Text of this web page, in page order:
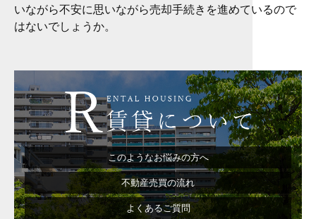
いながら不安に思いながら売却手続きを進めているので
はないでしょうか。
このようなお悩みの方へ
不動産売買の流れ
よくあるご質問